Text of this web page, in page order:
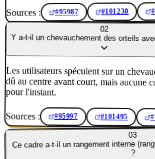
Sources : #95987 #101230
02
Y a-t-il un chevauchement des orteils
Les utilisateurs spéculent sur un
dû au centre avant court, mais aucune
pour l'instant.
Sources : #95997 #101495
03
Ce cadre a-t-il un rangement interne
?